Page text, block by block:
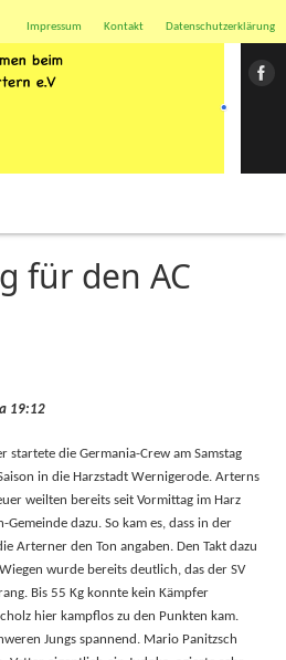
Impressum Kontakt Datenschutzerklärung
für den AC
19:12
startete die Germania-Crew am Samstag
in die Harzstadt Wernigerode. Arterns
weilten bereits seit Vormittag im Harz
dazu. So kam es, dass in der
Arterner den Ton angaben. Den Takt dazu
wurde bereits deutlich, das der SV
Bis 55 Kg konnte kein Kämpfer
hier kampflos zu den Punkten kam.
Jungs spannend. Mario Panitzsch